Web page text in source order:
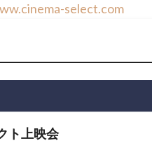
select.com
ト上映会